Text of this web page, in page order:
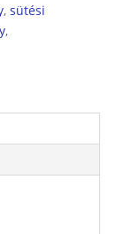
, sütési
,